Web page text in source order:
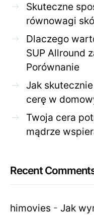
Skuteczne
równowagi
Dlaczego
SUP Allround
Porównanie
Jak
cerę w
Twoja cera
mądrze
Recent
himovies - Jak